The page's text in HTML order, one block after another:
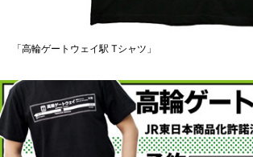
「高輪ゲートウェイ駅 Tシャツ」